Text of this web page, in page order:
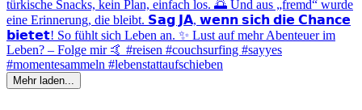
Mehr laden...